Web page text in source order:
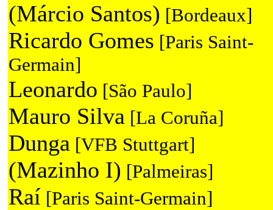
(Márcio Santos) [Bordeaux]
Ricardo Gomes [Paris Saint-
Germain]
Leonardo [São Paulo]
Mauro Silva [La Coruña]
Dunga [VFB Stuttgart]
(Mazinho I) [Palmeiras]
Raí [Paris Saint-Germain]